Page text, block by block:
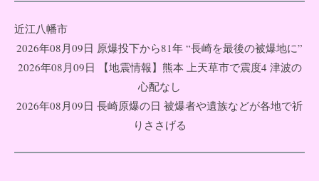
へ
ス
キ
プ
近江八幡市
2026年08月09日 原爆投下から81年 “長崎を最後の被爆地に”
2026年08月09日 【地震情報】熊本 上天草市で震度4 津波の
心配なし
2026年08月09日 長崎原爆の日 被爆者や遺族などが各地で祈
りささげる